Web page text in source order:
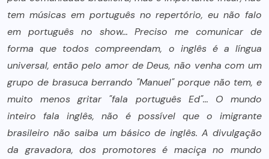
tem músicas em português no repertório, eu não falo
em português no show… Preciso me comunicar de
forma que todos compreendam, o inglês é a língua
universal, então pelo amor de Deus, não venha com um
grupo de brasuca berrando "Manuel" porque não tem, e
muito menos gritar "fala português Ed"… O mundo
inteiro fala inglês, não é possível que o imigrante
brasileiro não saiba um básico de inglês. A divulgação
da gravadora, dos promotores é maciça no mundo